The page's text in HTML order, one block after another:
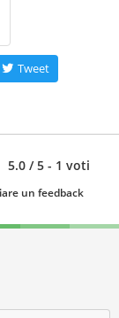
Tweet
5.0 / 5 - 1 voti
un feedback